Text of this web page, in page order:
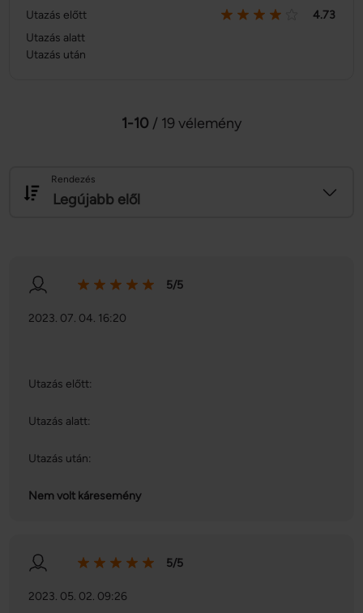
Utazás előtt
4.73
Utazás alatt
Utazás után
1-10 / 19 vélemény
Legújabb elől
Rendezés
5/5
2023. 07. 04. 16:20
Utazás előtt:
Utazás alatt:
Utazás után:
Nem volt káresemény
5/5
2023. 05. 02. 09:26